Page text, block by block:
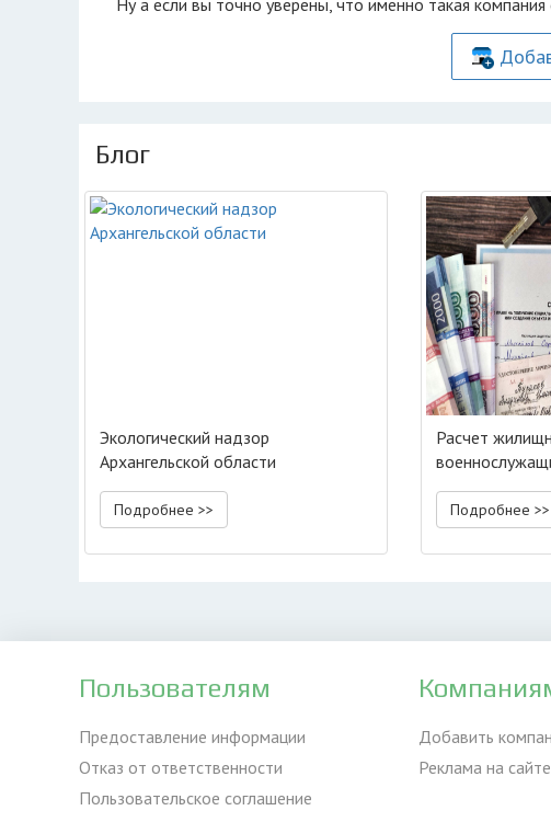
Ну а если вы точно уверены, что именно такая
Блог
Экологический надзор
Архангельской области
Подробнее >>
Расчет
Подробнее >>
Пользователям
Предоставление информации
Отказ от ответственности
Пользовательское соглашение
Добавить
Реклама на сайте